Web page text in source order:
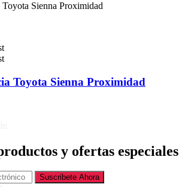
Toyota Sienna Proximidad
y ofertas especiales
Suscribete Ahora